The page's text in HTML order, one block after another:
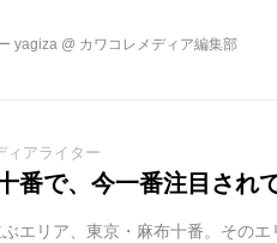
yagiza @ カワコレメディア編集部
ィアライター
番で、今一番注目され
エリア、東京・麻布十番。その